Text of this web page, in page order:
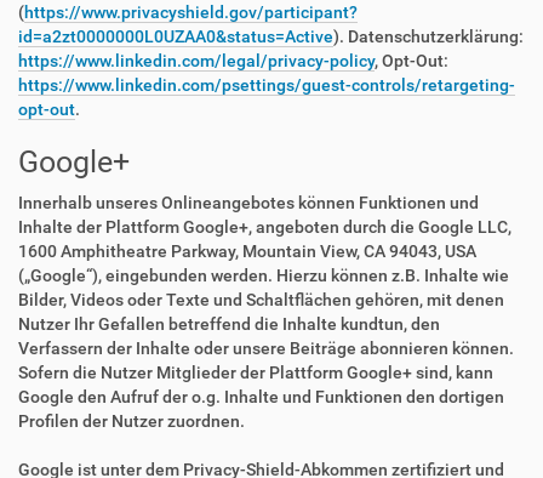
(https://www.privacyshield.gov/participant?
id=a2zt0000000L0UZAA0&status=Active). Datenschutzerklärung:
https://www.linkedin.com/legal/privacy-policy, Opt-Out:
https://www.linkedin.com/psettings/guest-controls/retargeting-
opt-out.
Google+
Innerhalb unseres Onlineangebotes können Funktionen und
Inhalte der Plattform Google+, angeboten durch die Google LLC,
1600 Amphitheatre Parkway, Mountain View, CA 94043, USA
(„Google“), eingebunden werden. Hierzu können z.B. Inhalte wie
Bilder, Videos oder Texte und Schaltflächen gehören, mit denen
Nutzer Ihr Gefallen betreffend die Inhalte kundtun, den
Verfassern der Inhalte oder unsere Beiträge abonnieren können.
Sofern die Nutzer Mitglieder der Plattform Google+ sind, kann
Google den Aufruf der o.g. Inhalte und Funktionen den dortigen
Profilen der Nutzer zuordnen.
Google ist unter dem Privacy-Shield-Abkommen zertifiziert und